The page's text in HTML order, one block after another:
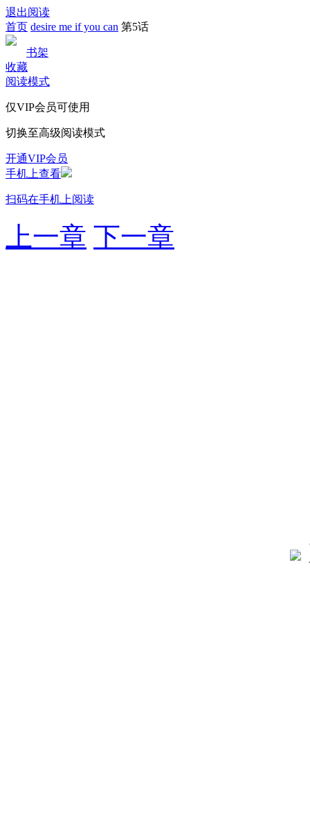
退出阅读
首页 desire me if you can 第5话
书架
收藏
阅读模式
仅VIP会员可使用
切换至高级阅读模式
开通VIP会员
手机上查看
扫码在手机上阅读
上一章 下一章